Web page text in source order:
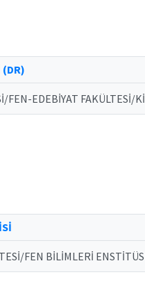
(DR)
FEN-EDEBİYAT
FEN BİLİMLERİ